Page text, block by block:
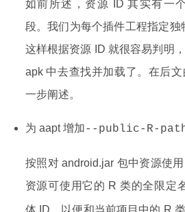
如前所述，资源 ID 其实有一
段。我们为每个插件工程指定独
这样根据资源 ID 就很容易判明
apk 中去查找并加载了。在后
一步阐述。
为 aapt 增加--public-R-
按照对 android.jar 包中资源使
资源可使用它的 R 类的全限定